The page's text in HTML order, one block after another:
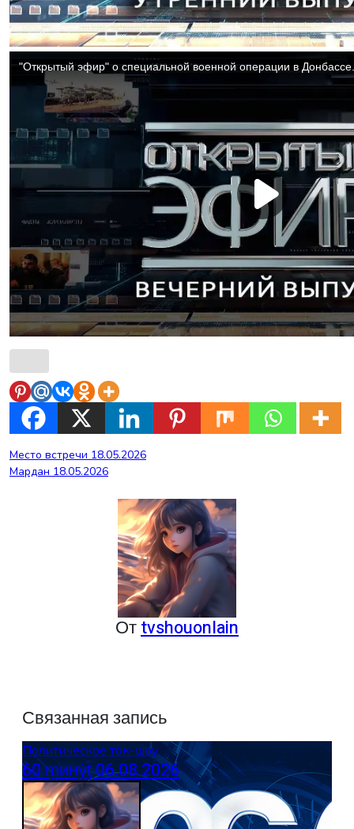
Навигация
по
Место встречи 18.05.2026
Мардан 18.05.2026
Отtvshouonlain
Связанная запись
Политическое ток-шоу
60 ṃинẏƫ 06.08.2026